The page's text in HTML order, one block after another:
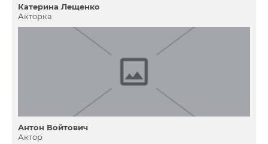
Катерина Лещенко
Акторка
Антон Войтович
Актор